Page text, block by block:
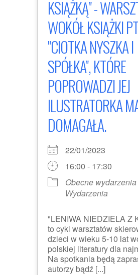
KSIĄŻKĄ" -
WOKÓŁ KSIĄŻKI
"CIOTKA NYSZKA I
SPÓŁKA", KTÓRE
POPROWADZI JEJ
ILUSTRATORKA
DOMAGAŁA.
22/01/2023
16:00 - 17:30
Obecne wydarzenia
Wydarzenia
"LENIWA NIEDZIELA Z
to cykl warsztatów
dzieci w wieku 5-10 lat
polskiej literatury dla
Na spotkania będą
autorzy bądź [...]